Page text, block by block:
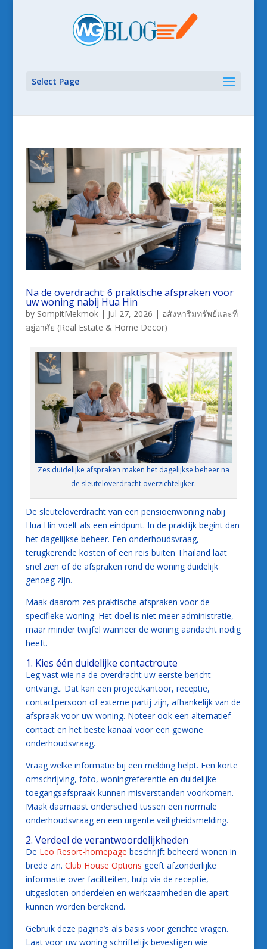
Select Page
Na de overdracht: 6 praktische afspraken voor
uw woning nabij Hua Hin
by SompitMekmok| Jul 27, 2026 | อสังหาริมทรัพย์และที่
อยู่อาศัย (Real Estate & Home Decor)
Zes duidelijke afspraken maken het dagelijkse beheer na
de sleuteloverdracht overzichtelijker.
De sleuteloverdracht van een pensioenwoning nabij
Hua Hin voelt als een eindpunt. In de praktijk begint dan
het dagelijkse beheer. Een onderhoudsvraag,
terugkerende kosten of een reis buiten Thailand laat
snel zien of de afspraken rond de woning duidelijk
genoeg zijn.
Maak daarom zes praktische afspraken voor de
specifieke woning. Het doel is niet meer administratie,
maar minder twijfel wanneer de woning aandacht nodig
heeft.
1. Kies één duidelijke contactroute
Leg vast wie na de overdracht uw eerste bericht
ontvangt. Dat kan een projectkantoor, receptie,
contactpersoon of externe partij zijn, afhankelijk van de
afspraak voor uw woning. Noteer ook een alternatief
contact en het beste kanaal voor een gewone
onderhoudsvraag.
Vraag welke informatie bij een melding helpt. Een korte
omschrijving, foto, woningreferentie en duidelijke
toegangsafspraak kunnen misverstanden voorkomen.
Maak daarnaast onderscheid tussen een normale
onderhoudsvraag en een urgente veiligheidsmelding.
2. Verdeel de verantwoordelijkheden
De Leo Resort-homepage beschrijft beheerd wonen in
brede zin. Club House Options geeft afzonderlijke
informatie over faciliteiten, hulp via de receptie,
uitgesloten onderdelen en werkzaamheden die apart
kunnen worden berekend.
Gebruik deze pagina’s als basis voor gerichte vragen.
Laat voor uw woning schriftelijk bevestigen wie